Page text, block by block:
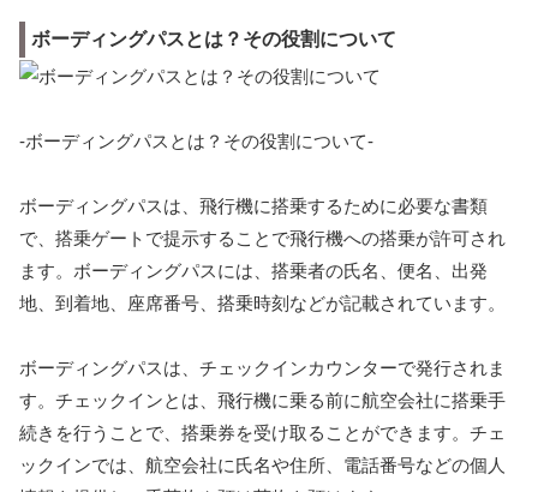
ボーディングパスとは？その役割について
-ボーディングパスとは？その役割について-
ボーディングパスは、飛行機に搭乗するために必要な書類
で、搭乗ゲートで提示することで飛行機への搭乗が許可され
ます。ボーディングパスには、搭乗者の氏名、便名、出発
地、到着地、座席番号、搭乗時刻などが記載されています。
ボーディングパスは、チェックインカウンターで発行されま
す。チェックインとは、飛行機に乗る前に航空会社に搭乗手
続きを行うことで、搭乗券を受け取ることができます。チェ
ックインでは、航空会社に氏名や住所、電話番号などの個人